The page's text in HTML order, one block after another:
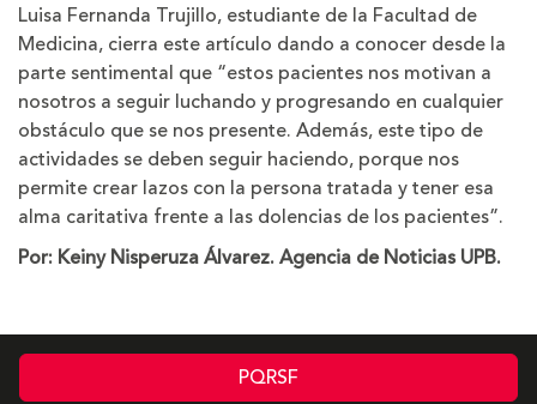
Luisa Fernanda Trujillo, estudiante de la Facultad de
Medicina, cierra este artículo dando a conocer desde la
parte sentimental que “estos pacientes nos motivan a
nosotros a seguir luchando y progresando en cualquier
obstáculo que se nos presente. Además, este tipo de
actividades se deben seguir haciendo, porque nos
permite crear lazos con la persona tratada y tener esa
alma caritativa frente a las dolencias de los pacientes”.
Por: Keiny Nisperuza Álvarez. Agencia de Noticias UPB.
PQRSF